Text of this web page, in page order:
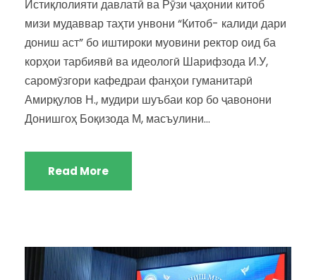
Истиқлолияти давлатӣ ва Рӯзи ҷаҳонии китоб
мизи мудаввар таҳти унвони “Китоб- калиди дари
дониш аст” бо иштироки муовини ректор оид ба
корҳои тарбиявӣ ва идеологӣ Шарифзода И.У,
саромӯзгори кафедраи фанҳои гуманитарӣ
Амирқулов Н., мудири шуъбаи кор бо ҷавонони
Донишгоҳ Боқизода М, масъулини...
Read More